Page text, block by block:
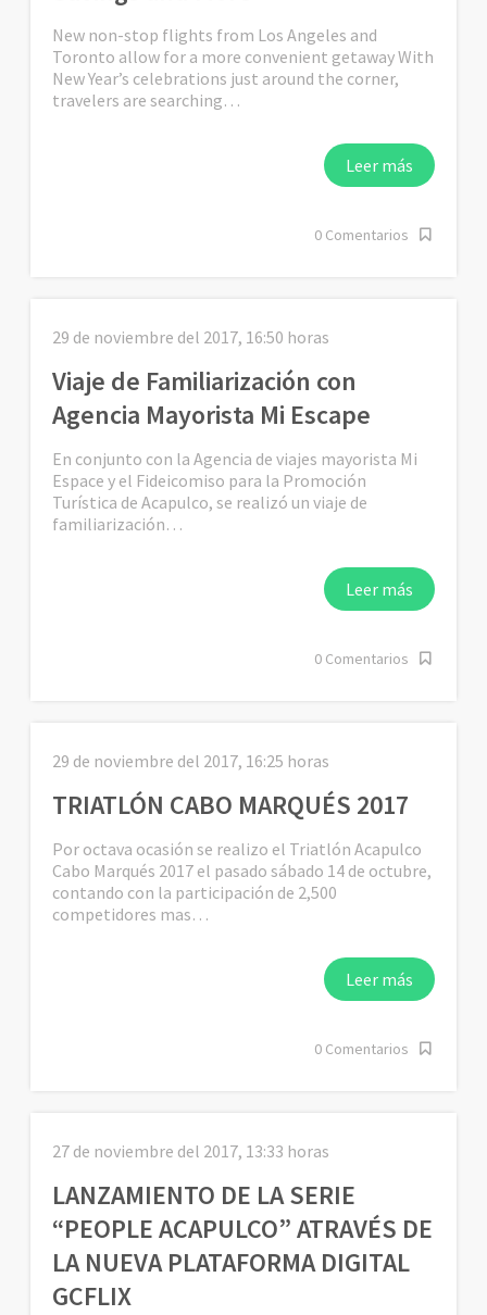
New non-stop flights from Los Angeles and
Toronto allow for a more convenient getaway With
New Year’s celebrations just around the corner,
travelers are searching…
Leer más
0 Comentarios
29 de noviembre del 2017, 16:50 horas
Viaje de Familiarización con
Agencia Mayorista Mi Escape
En conjunto con la Agencia de viajes mayorista Mi
Espace y el Fideicomiso para la Promoción
Turística de Acapulco, se realizó un viaje de
familiarización…
Leer más
0 Comentarios
29 de noviembre del 2017, 16:25 horas
TRIATLÓN CABO MARQUÉS 2017
Por octava ocasión se realizo el Triatlón Acapulco
Cabo Marqués 2017 el pasado sábado 14 de octubre,
contando con la participación de 2,500
competidores mas…
Leer más
0 Comentarios
27 de noviembre del 2017, 13:33 horas
LANZAMIENTO DE LA SERIE
“PEOPLE ACAPULCO” ATRAVÉS DE
LA NUEVA PLATAFORMA DIGITAL
GCFLIX